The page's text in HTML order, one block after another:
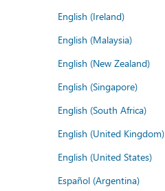
English (Ireland)
English (Malaysia)
English (New Zealand)
English (Singapore)
English (South Africa)
English (United Kingdom)
English (United States)
Español (Argentina)